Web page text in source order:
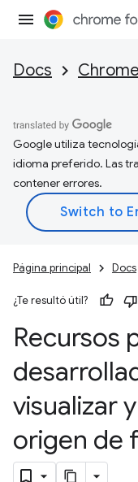
Docs
Google utiliza
idioma preferido. Las
contener errores.
Página principal Docs
¿Te resultó útil?
Recursos
visualizar
origen de